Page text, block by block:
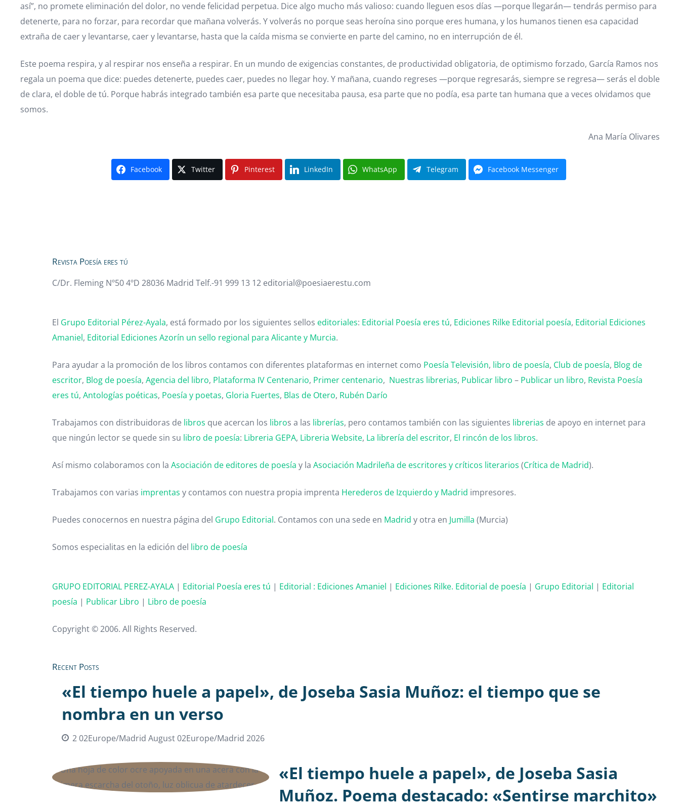
así”, no promete eliminación del dolor, no vende felicidad perpetua. Dice algo mucho más valioso: cuando lleguen esos días —porque llegarán— tendrás permiso para
detenerte, para no forzar, para recordar que mañana volverás. Y volverás no porque seas heroína sino porque eres humana, y los humanos tienen esa capacidad
extraña de caer y levantarse, caer y levantarse, hasta que la caída misma se convierte en parte del camino, no en interrupción de él.
Este poema respira, y al respirar nos enseña a respirar. En un mundo de exigencias constantes, de productividad obligatoria, de optimismo forzado, García Ramos nos
regala un poema que dice: puedes detenerte, puedes caer, puedes no llegar hoy. Y mañana, cuando regreses —porque regresarás, siempre se regresa— serás el doble
de clara, el doble de tú. Porque habrás integrado también esa parte que necesitaba pausa, esa parte que no podía, esa parte tan humana que a veces olvidamos que
somos.
Ana María Olivares
Facebook Twitter Pinterest LinkedIn WhatsApp Telegram Facebook Messenger
Revista Poesía eres tú
C/Dr. Fleming Nº50 4ºD 28036 Madrid Telf.-91 999 13 12 editorial@poesiaerestu.com
El Grupo Editorial Pérez-Ayala, está formado por los siguientes sellos editoriales: Editorial Poesía eres tú, Ediciones Rilke Editorial poesía, Editorial Ediciones
Amaniel, Editorial Ediciones Azorín un sello regional para Alicante y Murcia.
Para ayudar a la promoción de los libros contamos con diferentes plataformas en internet como Poesía Televisión, libro de poesía, Club de poesía, Blog de
escritor, Blog de poesía,Agencia del libro, Plataforma IV Centenario, Primer centenario, Nuestras librerias, Publicar libro – Publicar un libro, Revista Poesía
eres tú,Antologías poéticas, Poesía y poetas, Gloria Fuertes, Blas de Otero, Rubén Darío
Trabajamos con distribuidoras de libros que acercan los libros a las librerías, pero contamos también con las siguientes librerias de apoyo en internet para
que ningún lector se quede sin su libro de poesía: Libreria GEPA, Libreria Website, La librería del escritor, El rincón de los libros.
Así mismo colaboramos con laAsociación de editores de poesía y laAsociación Madrileña de escritores y críticos literarios (Crítica de Madrid).
Trabajamos con varias imprentas y contamos con nuestra propia imprenta Herederos de Izquierdo y Madrid impresores.
Puedes conocernos en nuestra página del Grupo Editorial. Contamos con una sede en Madrid y otra en Jumilla (Murcia)
Somos especialitas en la edición del libro de poesía
GRUPO EDITORIAL PEREZ-AYALA | Editorial Poesía eres tú | Editorial : Ediciones Amaniel | Ediciones Rilke. Editorial de poesía | Grupo Editorial | Editorial
poesía | Publicar Libro | Libro de poesía
Copyright © 2006. All Rights Reserved.
Recent Posts
«El tiempo huele a papel», de Joseba Sasia Muñoz: el tiempo que se
nombra en un verso
2 02Europe/Madrid August 02Europe/Madrid 2026
«El tiempo huele a papel», de Joseba Sasia
Muñoz. Poema destacado: «Sentirse marchito»